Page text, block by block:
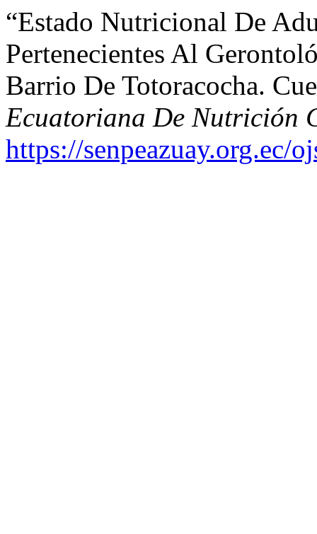
“Estado Nutricional De
Pertenecientes Al
Barrio De Totoracocha.
Ecuatoriana De Nutrición
https://senpeazuay.org.ec/